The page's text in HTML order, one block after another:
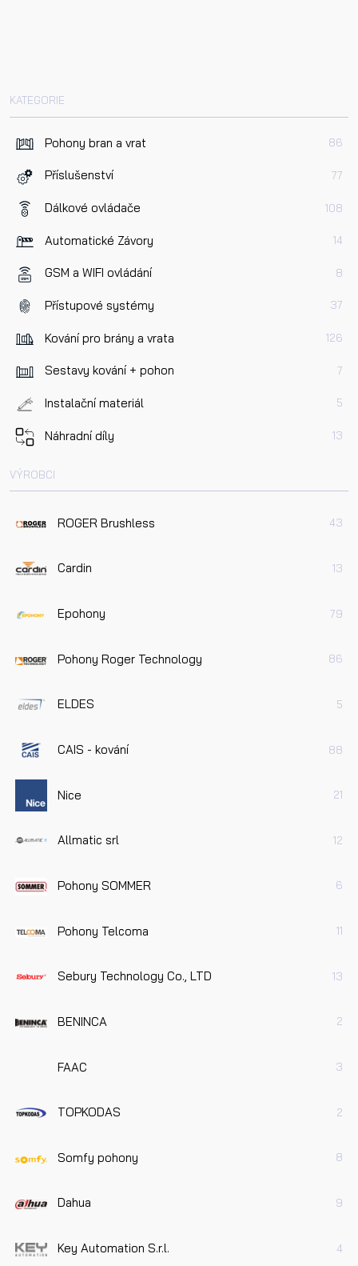
KATEGORIE
Pohony bran a vrat 86
Příslušenství 77
Dálkové ovládače 108
Automatické Závory 14
GSM a WIFI ovládání 8
Přístupové systémy 37
Kování pro brány a vrata 126
Sestavy kování + pohon 7
Instalační materiál 5
Náhradní díly 13
VÝROBCI
ROGER Brushless 43
Cardin 13
Epohony 79
Pohony Roger Technology 86
ELDES 5
CAIS - kování 88
Nice 21
Allmatic srl 12
Pohony SOMMER 6
Pohony Telcoma 11
Sebury Technology Co., LTD 13
BENINCA 2
FAAC 3
TOPKODAS 2
Somfy pohony 8
Dahua 9
Key Automation S.r.l. 4